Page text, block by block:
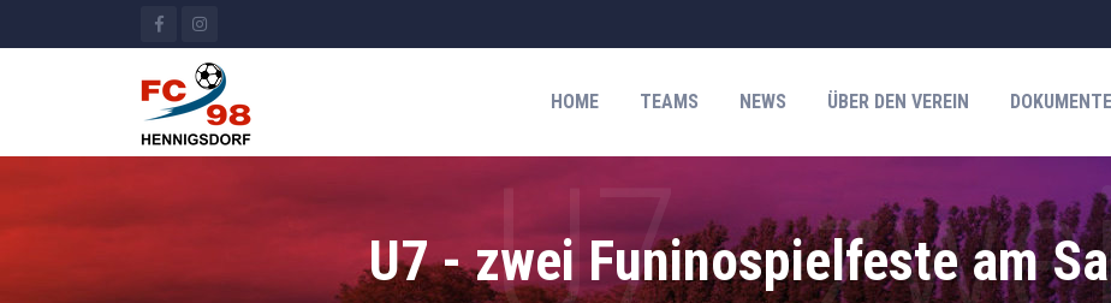
HOME TEAMS NEWS ÜBER DEN VEREIN
U7 - zwei Funinospielfeste am